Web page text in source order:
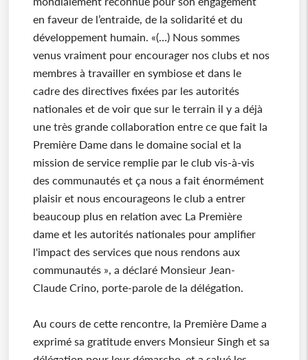
en faveur de l’entraide, de la solidarité et du
développement humain. «(…) Nous sommes
venus vraiment pour encourager nos clubs et nos
membres à travailler en symbiose et dans le
cadre des directives fixées par les autorités
nationales et de voir que sur le terrain il y a déjà
une très grande collaboration entre ce que fait la
Première Dame dans le domaine social et la
mission de service remplie par le club vis-à-vis
des communautés et ça nous a fait énormément
plaisir et nous encourageons le club a entrer
beaucoup plus en relation avec La Première
dame et les autorités nationales pour amplifier
l'impact des services que nous rendons aux
communautés », a déclaré Monsieur Jean-
Claude Crino, porte-parole de la délégation.
Au cours de cette rencontre, la Première Dame a
exprimé sa gratitude envers Monsieur Singh et sa